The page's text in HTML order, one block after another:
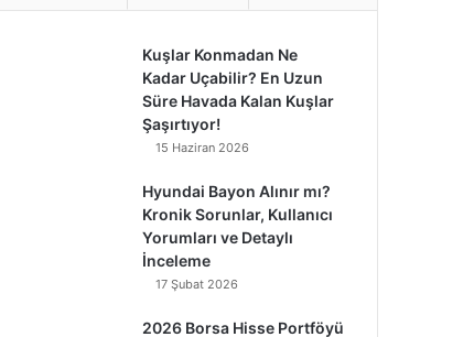
Kuşlar Konmadan Ne
Kadar Uçabilir? En Uzun
Süre Havada Kalan Kuşlar
Şaşırtıyor!
15 Haziran 2026
Hyundai Bayon Alınır mı?
Kronik Sorunlar, Kullanıcı
Yorumları ve Detaylı
İnceleme
17 Şubat 2026
2026 Borsa Hisse Portföyü